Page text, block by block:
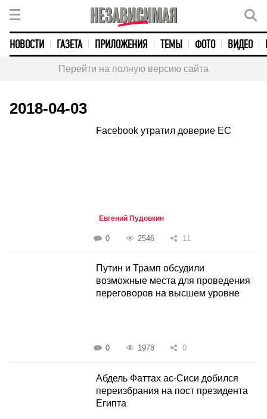
НОВОСТИ ГАЗЕТА ПРИЛОЖЕНИЯ ТЕМЫ ФОТО ВИДЕО
Перейти на полную версию сайта
2018-04-03
Facebook утратил доверие ЕС
Евгений Пудовкин
0 2546 11
Путин и Трамп обсудили
возможные места для проведения
переговоров на высшем уровне
0 1978 0
Абдель Фаттах ас-Сиси добился
переизбрания на пост президента
Египта